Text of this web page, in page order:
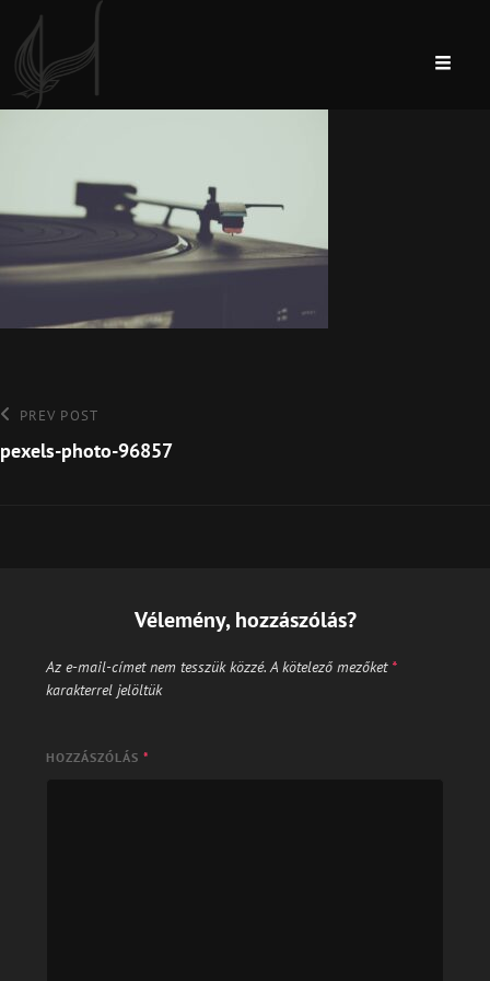
Bejegyzés
navigáció
Previous
Post
PREV POST
pexels-photo-96857
Vélemény, hozzászólás?
Az e-mail-címet nem tesszük közzé. A kötelező mezőket *
karakterrel jelöltük
HOZZÁSZÓLÁS *